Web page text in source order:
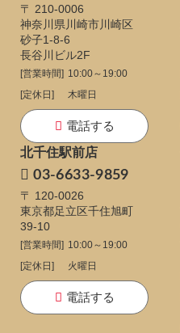
〒 210-0006
神奈川県川崎市川崎区
砂子1-8-6
長谷川ビル2F
[営業時間] 10:00～19:00
[定休日]
木曜日
電話する
北千住駅前店
03-6633-9859
〒 120-0026
東京都足立区千住旭町
39-10
[営業時間] 10:00～19:00
[定休日]
火曜日
電話する